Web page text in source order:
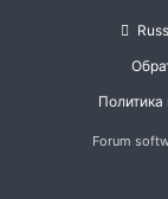
Forum